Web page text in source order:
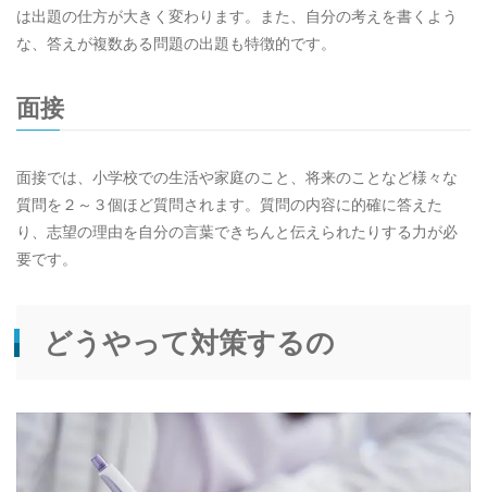
は出題の仕方が大きく変わります。また、自分の考えを書くよう
な、答えが複数ある問題の出題も特徴的です。
面接
面接では、小学校での生活や家庭のこと、将来のことなど様々な
質問を２～３個ほど質問されます。質問の内容に的確に答えた
り、志望の理由を自分の言葉できちんと伝えられたりする力が必
要です。
どうやって対策するの